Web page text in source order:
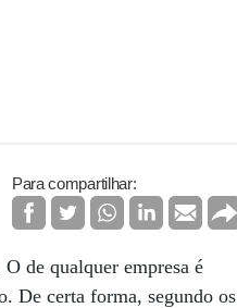
Para compartilhar:
de qualquer empresa é
De certa forma, segundo os